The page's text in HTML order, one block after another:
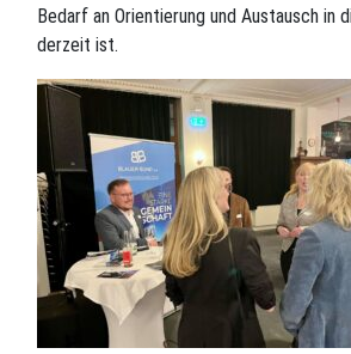
Bedarf an Orientierung und Austausch in
derzeit ist.